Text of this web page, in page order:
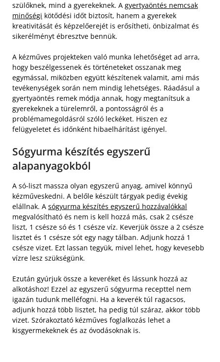
szülőknek, mind a gyerekeknek. A gyertyaöntés nemcsak
minőségi kötődési időt biztosít, hanem a gyerekek
kreativitását és képzelőerejét is erősítheti, önbizalmat és
sikerélményt ébresztve bennük.
A kézműves projekteken való munka lehetőséget ad arra,
hogy beszélgessenek és történeteket osszanak meg
egymással, miközben együtt készítenek valamit, ami más
tevékenységek során nem mindig lehetséges. Ráadásul a
gyertyaöntés remek módja annak, hogy megtanítsuk a
gyerekeknek a türelemről, a pontosságról és a
problémamegoldásról szóló leckéket. Hiszen ez
felügyeletet és időnként hibaelhárítást igényel.
Sógyurma készítés egyszerű
alapanyagokból
A só-liszt massza olyan egyszerű anyag, amivel könnyű
kézműveskedni. A belőle készült tárgyak pedig évekig
elállnak. A sógyurma készítés egyszerű hozzávalókkal
megvalósítható és nem is kell hozzá más, csak 2 csésze
liszt, 1 csésze só és 1 csésze víz. Keverjük össze a 2 csésze
lisztet és 1 csésze sót egy nagy tálban. Adjunk hozzá 1
csésze vizet. Ezt lassan tegyük, mivel lehet, hogy kevesebb
vízre lesz szükségünk.
Ezután gyúrjuk össze a keveréket és lássunk hozzá az
alkotáshoz! Ezzel az egyszerű sógyurma recepttel nem
igazán tudunk melléfogni. Ha a keverék túl ragacsos,
adjunk hozzá több lisztet, ha pedig túl száraz, akkor több
vizet. Szórakoztató kézműves foglalkozás lehet a
kisgyermekeknek és az óvodásoknak is.